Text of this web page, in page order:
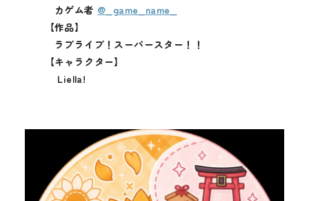
カゲム者 @_game_name_
【作品】
ラブライブ！スーパースター！！
【キャラクター】
Liella!